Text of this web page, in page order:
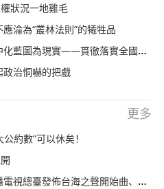
狀況一地雞毛
淪為“叢林法則”的犧牲品
圖為現實——貫徹落實全國兩會精神
政治恫嚇的把戲
更多
約數”可以休矣！
總臺發佈台海之聲開始曲、結束曲